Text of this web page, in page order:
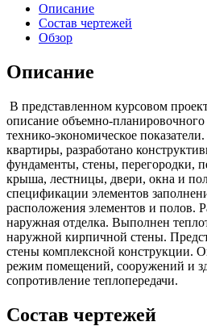
Описание
Состав чертежей
Обзор
Описание
В представленном курсовом
описание объемно-
технико-экономическое
квартиры, разработано
фундаменты, стены, перегородки,
крыша, лестницы, двери, окна и
спецификации элементов
расположения элементов и полов.
наружная отделка. Выполнен
наружной кирпичной стены.
стены комплексной конструкции.
режим помещений, сооружений и
сопротивление теплопередачи.
Состав чертежей